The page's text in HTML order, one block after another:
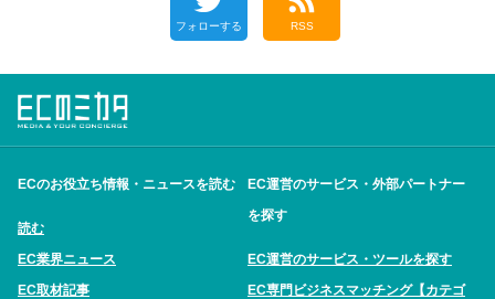
フォローする RSS
ECのお役立ち情報・ニュースを読む
読む
EC業界ニュース
EC取材記事
EC運営のサービス・外部パートナー
を探す
EC運営のサービス・ツールを探す
EC専門ビジネスマッチング【カテゴ